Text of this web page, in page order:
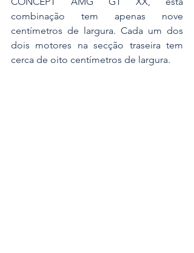
combinação tem apenas nove
centímetros de largura. Cada um dos
dois motores na secção traseira tem
cerca de oito centímetros de largura.